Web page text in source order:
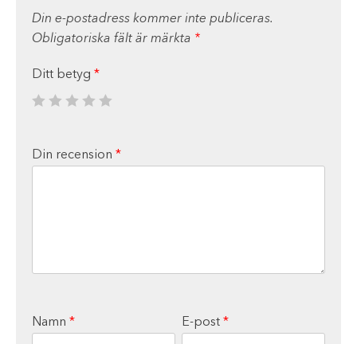
Din e-postadress kommer inte publiceras.
Obligatoriska fält är märkta *
Ditt betyg *
Din recension *
Namn * E-post *